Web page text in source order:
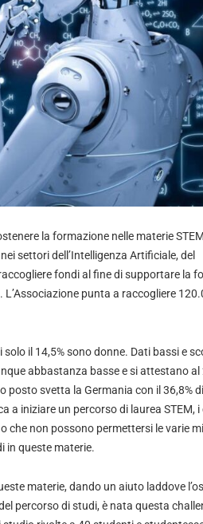
la formazione nelle materie
settori dell’Intelligenza Artificiale, del
fondi al fine di supportare la
punta a raccogliere
il 14,5% sono donne. Dati bassi e
abbastanza basse e si attestano al
posto svetta la Germania con il 36,8%
a iniziare un percorso di laurea STEM, i
che non possono permettersi le varie
in queste materie.
materie, dando un aiuto laddove
percorso di studi, è nata questa